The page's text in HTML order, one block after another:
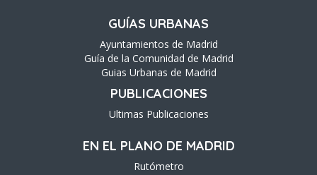
GUÍAS URBANAS
Ayuntamientos de Madrid
Guía de la Comunidad de Madrid
Guias Urbanas de Madrid
PUBLICACIONES
Ultimas Publicaciones
EN EL PLANO DE MADRID
Rutómetro